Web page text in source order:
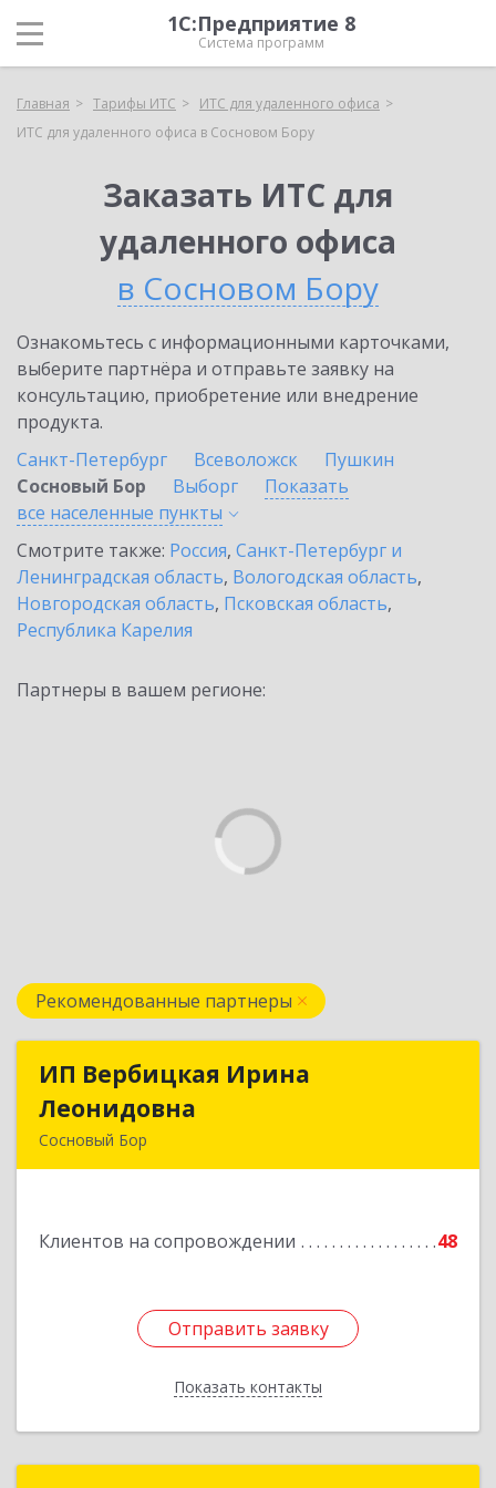
1С:Предприятие 8
Система программ
Главная Тарифы ИТС
ИТС для удаленного офиса
ИТС для удаленного офиса в Сосновом Бору
Заказать ИТС для
удаленного офиса
в Сосновом Бору
Ознакомьтесь с информационными карточками,
выберите партнёра и отправьте заявку на
консультацию, приобретение или внедрение
продукта.
Санкт-Петербург
Всеволожск
Пушкин
Сосновый Бор
Выборг
Показать
все населенные пункты
Смотрите также: Россия, Санкт-Петербург и
Ленинградская область, Вологодская область,
Новгородская область, Псковская область,
Республика Карелия
Партнеры в вашем регионе:
Рекомендованные партнеры
ИП Вербицкая Ирина
Леонидовна
Сосновый Бор
Клиентов на сопровождении 48
Отправить заявку
Показать контакты
ИП Вербицкая Ирина
Подробнее
Отправить заявку
Назад